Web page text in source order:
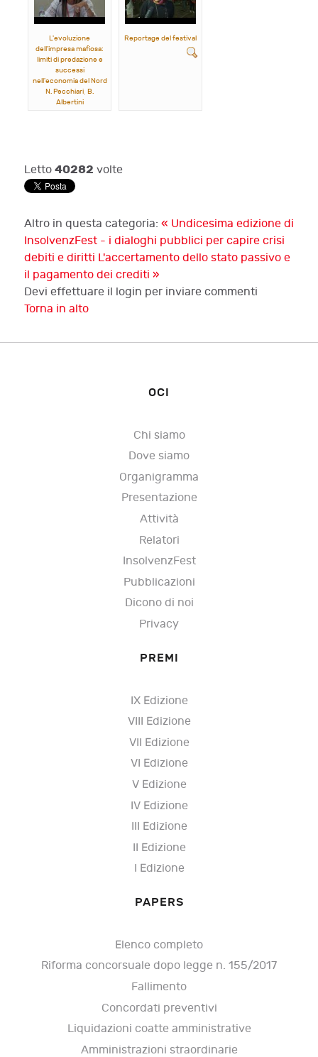
L'evoluzione
dell'impresa mafiosa:
limiti di predazione e
successi
nell'economia del Nord
N. Pecchiari, B.
Albertini
Reportage del festival
Letto 40282 volte
Altro in questa categoria: « Undicesima edizione di
InsolvenzFest - i dialoghi pubblici per capire crisi
debiti e diritti L'accertamento dello stato passivo e
il pagamento dei crediti »
Devi effettuare il login per inviare commenti
Torna in alto
OCI
Chi siamo
Dove siamo
Organigramma
Presentazione
Attività
Relatori
InsolvenzFest
Pubblicazioni
Dicono di noi
Privacy
PREMI
IX Edizione
VIII Edizione
VII Edizione
VI Edizione
V Edizione
IV Edizione
III Edizione
II Edizione
I Edizione
PAPERS
Elenco completo
Riforma concorsuale dopo legge n. 155/2017
Fallimento
Concordati preventivi
Liquidazioni coatte amministrative
Amministrazioni straordinarie